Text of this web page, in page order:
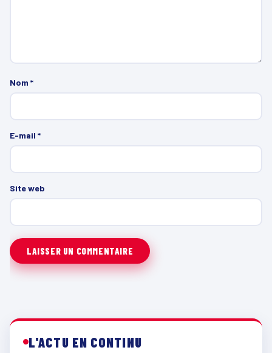
Nom *
E-mail *
Site web
L'ACTU EN CONTINU